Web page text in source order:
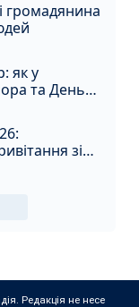
громадянина
як у
та День
зі
Редакція не несе